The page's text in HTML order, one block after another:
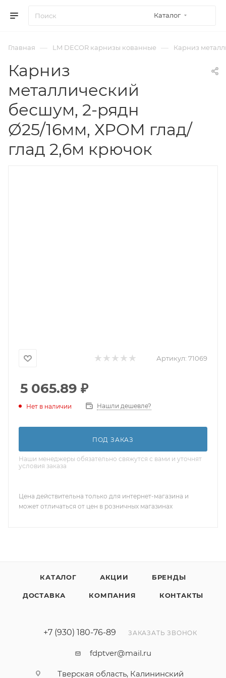
Каталог
Главная — LM DECOR карнизы кованные — Карниз
Карниз
металлический
бесшум, 2-рядн
Ø25/16мм, ХРОМ глад/
глад 2,6м крючок
Артикул: 71069
5 065.89 ₽
Нет в наличии Нашли дешевле?
ПОД ЗАКАЗ
Наши менеджеры обязательно свяжутся с вами и уточнят
условия заказа
Цена действительна только для интернет-магазина и
может отличаться от цен в розничных магазинах
КАТАЛОГ АКЦИИ БРЕНДЫ
ДОСТАВКА КОМПАНИЯ КОНТАКТЫ
+7 (930) 180-76-89 ЗАКАЗАТЬ ЗВОНОК
fdptver@mail.ru
Тверская область, Калининский